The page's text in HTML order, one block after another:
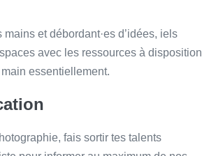
mains et débordant·es d’idées, iels
avec les ressources à disposition
essentiellement.
fais sortir tes talents